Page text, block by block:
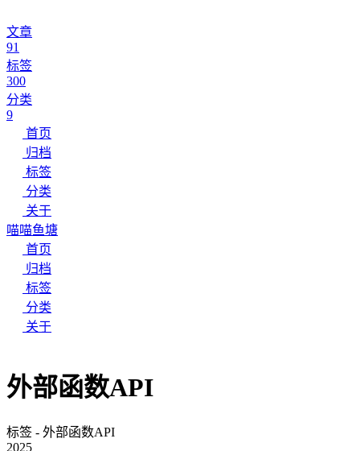
文章
91
标签
300
分类
9
首页
归档
标签
分类
关于
喵喵鱼塘
首页
归档
标签
分类
关于
外部函数API
标签 - 外部函数API
2025